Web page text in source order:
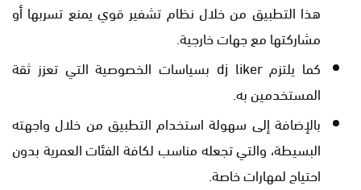
هذا التطبيق من خلال نظام تشفير قوي يمنع تسربها أو
مشاركتها مع جهات خارجية.
كما يلتزم dj liker بسياسات الخصوصية التي تعزز ثقة
المستخدمين به.
بالإضافة إلى سهولة استخدام التطبيق من خلال واجهته
البسيطة، والتي تجعله مناسب لكافة الفئات العمرية بدون
احتياج لمهارات خاصة.